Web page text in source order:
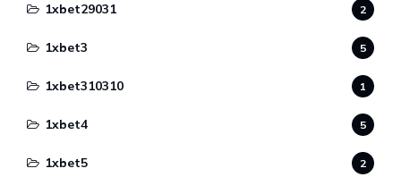
1xbet29031 2
1xbet3 5
1xbet310310 1
1xbet4 5
1xbet5 2